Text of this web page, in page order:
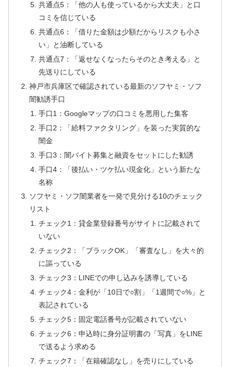
共通点5：「他の人も使っているから大丈夫」と口
コミを信じている
共通点6：「借りた金額は少額だからリスクも小さ
い」と油断している
共通点7：「返せなくなったらそのとき考える」と
先送りにしている
神戸市兵庫区で確認されている最新のソフヤミ・ソフ
闇勧誘手口
手口1：Googleマップの口コミを悪用した集客
手口2：「給料ファクタリング」を装った実質的な
闇金
手口3：闇バイト募集と融資をセットにした勧誘
手口4：「後払い・ツケ払い現金化」という新たな
名称
ソフヤミ・ソフ闇業者を一発で見分ける10のチェック
リスト
チェック1：貸金業登録番号がサイトに記載されて
いない
チェック2：「ブラックOK」「審査なし」を大々的
に謳っている
チェック3：LINEでの申し込みを誘導している
チェック4：金利が「10日で○割」「1週間で○%」と
表記されている
チェック5：固定電話番号が記載されていない
チェック6：申込時に身分証明書の「写真」をLINE
で送るよう求める
チェック7：「在籍確認なし」を売りにしている